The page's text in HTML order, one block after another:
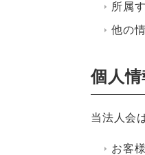
所属
他の
個人
当法人会
お客